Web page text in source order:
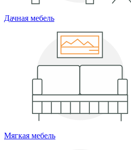
Дачная мебель
Мягкая мебель